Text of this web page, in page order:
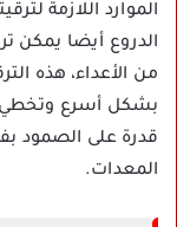
الموارد اللازمة
الدروع أيضا يمكن
من الأعداء، هذه
بشكل أسرع وتخطي
قدرة على الصمود
المعدات.